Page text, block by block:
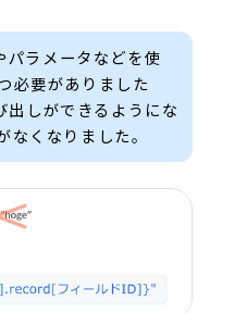
ラメータなどを使
必要がありました
しができるようにな
なくなりました。